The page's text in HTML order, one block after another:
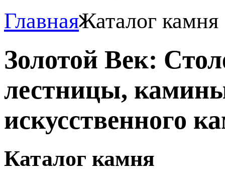
ГлавнаяКаталог камня
Золотой Век:
лестницы,
искусственного
Каталог камня